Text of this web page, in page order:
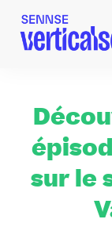
EXPERTISES
ACTUS & IDÉES
NEWSLETTER
sur le